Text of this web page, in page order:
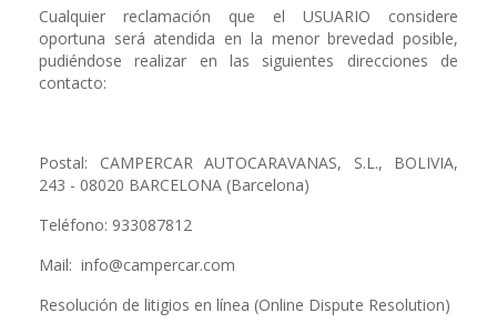
Cualquier reclamación que el USUARIO considere
oportuna será atendida en la menor brevedad posible,
pudiéndose realizar en las siguientes direcciones de
contacto:
Postal: CAMPERCAR AUTOCARAVANAS, S.L., BOLIVIA,
243 - 08020 BARCELONA (Barcelona)
Teléfono: 933087812
Mail: info@campercar.com
Resolución de litigios en línea (Online Dispute Resolution)